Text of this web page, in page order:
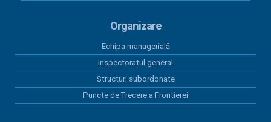
Organizare
Echipa managerială
Inspectoratul general
Structuri subordonate
Puncte de Trecere a Frontierei